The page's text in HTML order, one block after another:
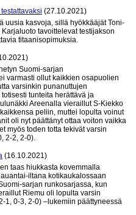
(27.10.2021)
uusia kasvoja, sillä hyökkääjät Toni-
tavoittelevat testijakson
titaanisopimuksia.
Suomi-sarjan
varmasti ollut kaikkien osapuolien
varsinkin punanuttujen
tunteita herättävä ja
Areenalla vieraillut S-Kiekko
peliin, muttei lopulta voinut
oli nyt päättänyt ottaa voiton vaikka
myös toden totta tekivät varsin
2-2, 2-0).
(16.10.2021)
taas hiukkasta kovemmalla
iltana kotikaukalossaan
sarjan runkosarjassa, kun
Riemu oli lopulta varsin
1, 0-3, 2-0) –lukemiin päättyneessä